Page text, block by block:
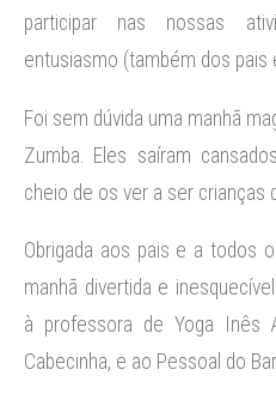
participar nas nossas
entusiasmo (também dos pais
Foi sem dúvida uma manhã
Zumba. Eles saíram
cheio de os ver a ser crianças
Obrigada aos pais e a todos
manhã divertida e
à professora de Yoga Inês
Cabecinha, e ao Pessoal do